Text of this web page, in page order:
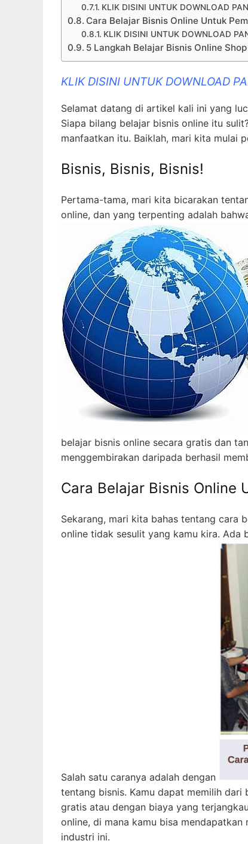
KLIK DISINI UNTUK DOWNLOAD
Cara Belajar Bisnis Online Untuk
KLIK DISINI UNTUK DOWNLOAD
5 Langkah Belajar Bisnis Online
KLIK DISINI UNTUK DOWNLOAD
Selamat datang di artikel kali ini yang
Siapa bilang belajar bisnis online itu
manfaatkan itu. Baiklah, mari kita mulai
Bisnis, Bisnis, Bisnis!
Pertama-tama, mari kita bicarakan
online, dan yang terpenting adalah
belajar bisnis online secara gratis dan
menggembirakan daripada berhasil
Cara Belajar Bisnis Online
Sekarang, mari kita bahas tentang cara
online tidak sesulit yang kamu kira. Ada
Salah satu caranya adalah dengan
tentang bisnis. Kamu dapat memilih
gratis atau dengan biaya yang
online, di mana kamu bisa
industri ini.